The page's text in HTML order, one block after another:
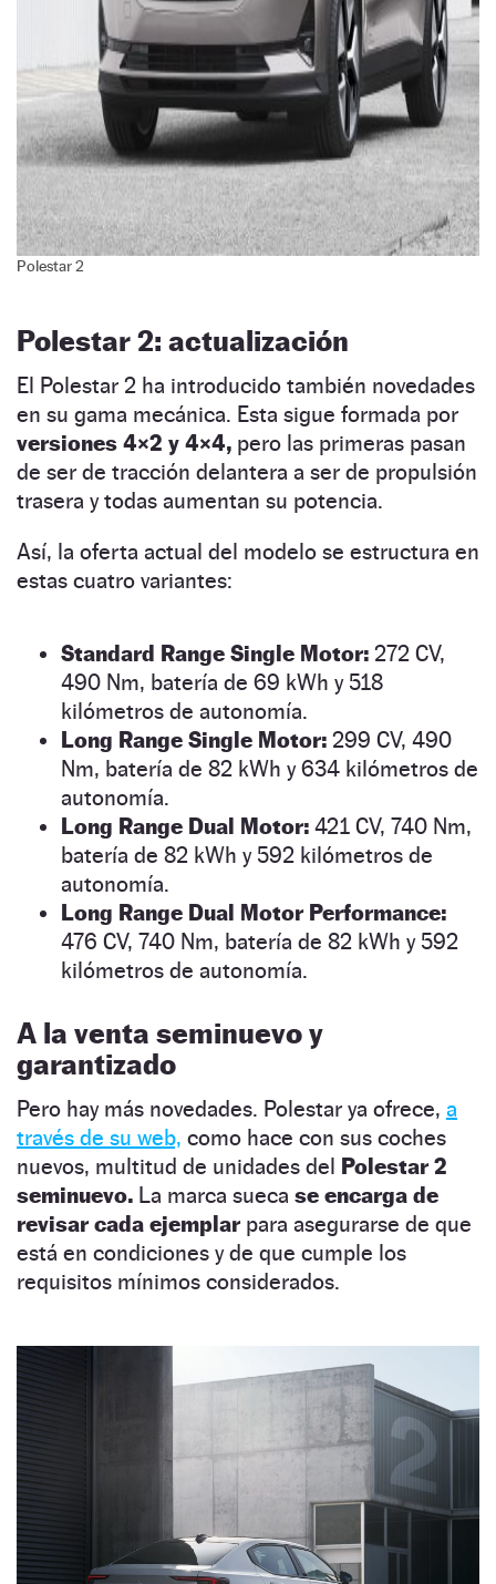
Polestar 2
Polestar 2: actualización
El Polestar 2 ha introducido también novedades
en su gama mecánica. Esta sigue formada por
versiones 4×2 y 4×4, pero las primeras pasan
de ser de tracción delantera a ser de propulsión
trasera y todas aumentan su potencia.
Así, la oferta actual del modelo se estructura en
estas cuatro variantes:
Standard Range Single Motor: 272 CV,
490 Nm, batería de 69 kWh y 518
kilómetros de autonomía.
Long Range Single Motor: 299 CV, 490
Nm, batería de 82 kWh y 634 kilómetros de
autonomía.
Long Range Dual Motor: 421 CV, 740 Nm,
batería de 82 kWh y 592 kilómetros de
autonomía.
Long Range Dual Motor Performance:
476 CV, 740 Nm, batería de 82 kWh y 592
kilómetros de autonomía.
A la venta seminuevo y
garantizado
Pero hay más novedades. Polestar ya ofrece, a
través de su web, como hace con sus coches
nuevos, multitud de unidades del Polestar 2
seminuevo. La marca sueca se encarga de
revisar cada ejemplarpara asegurarse de que
está en condiciones y de que cumple los
requisitos mínimos considerados.